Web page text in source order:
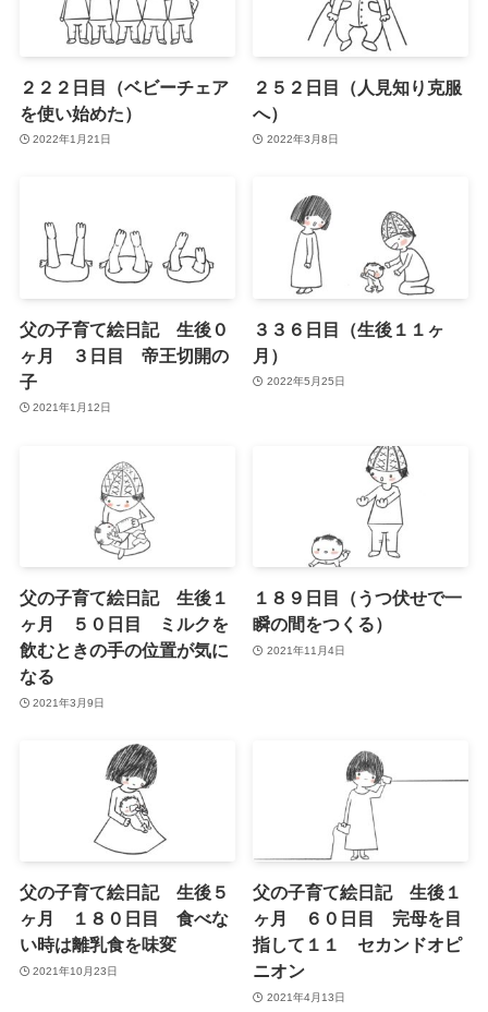
２２２日目（ベビーチェア
を使い始めた）
2022年1月21日
２５２日目（人見知り克服
へ）
2022年3月8日
父の子育て絵日記 生後０
ヶ月 ３日目 帝王切開の
子
2021年1月12日
３３６日目（生後１１ヶ
月）
2022年5月25日
父の子育て絵日記 生後１
ヶ月 ５０日目 ミルクを
飲むときの手の位置が気に
なる
2021年3月9日
１８９日目（うつ伏せで一
瞬の間をつくる）
2021年11月4日
父の子育て絵日記 生後５
ヶ月 １８０日目 食べな
い時は離乳食を味変
2021年10月23日
父の子育て絵日記 生後１
ヶ月 ６０日目 完母を目
指して１１ セカンドオピ
ニオン
2021年4月13日